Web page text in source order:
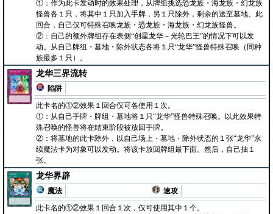
①：作为此卡发动时的效果处理，从牌组挑选恐龙族・海龙族・幻龙族
怪兽各１只，将其中１只加入手牌，另１只除外，剩余的送至墓地。此
回合，自己仅可特殊召唤龙族・恐龙族・海龙族・幻龙族怪兽。
②：自己的额外牌组存在表侧“创星龙华－光轮巴王”的情况下可以发
动。从自己牌组・墓地・除外状态各将１只“龙华”怪兽特殊召唤（同种
族最多１只）。
龙华三界流转
陷阱
此卡名的①②效果１回合仅可各使用１次。
①：从自己手牌・牌组・墓地将１只“龙华”怪兽特殊召唤。以此效果特
殊召唤的怪兽将在结束阶段被放回手牌。
②：将墓地的此卡除外，以自己场上・墓地・除外状态的１张“龙华”永
续魔法卡为对象可以发动。将该卡放回牌组最下面。然后，自己抽１
张。
龙华界辟
魔法
速攻
此卡名的①②效果１回合１次，仅可使用其中１个。